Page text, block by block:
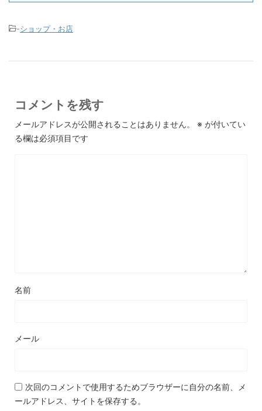
-ショップ・お店
コメントを残す
メールアドレスが公開されることはありません。 ※ が付いてい
る欄は必須項目です
名前
メール
次回のコメントで使用するためブラウザーに自分の名前、メ
ールアドレス、サイトを保存する。